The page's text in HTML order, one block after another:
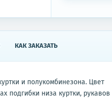
КАК ЗАКАЗАТЬ
и полукомбинезона. Цвет
подгибки низа куртки, рукавов